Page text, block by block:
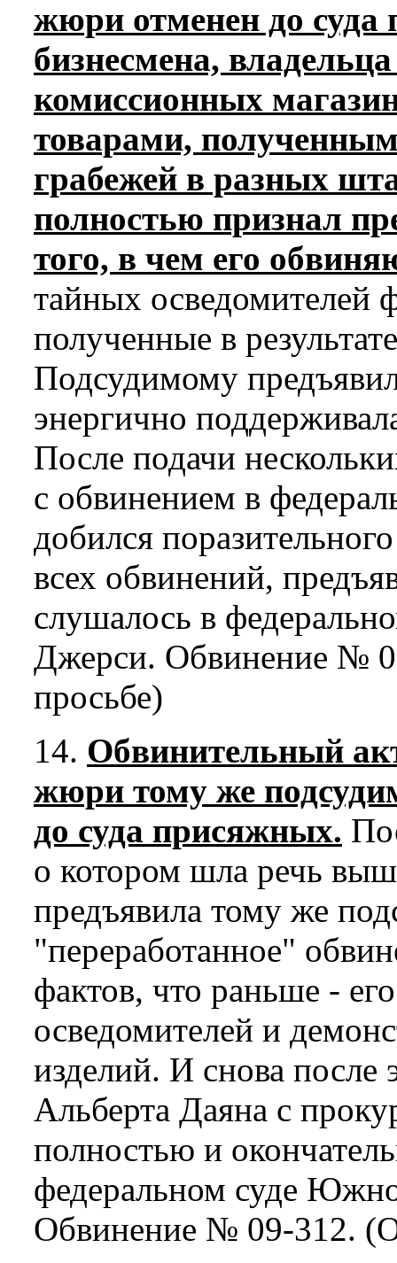
жюри отменен до
бизнесмена,
комиссионных
товарами,
грабежей в разных
полностью признал
того, в чем его
тайных осведомителей
полученные в
Подсудимому
энергично
После подачи
с обвинением в
добился
всех обвинений,
слушалось в
Джерси. Обвинение №
просьбе)
14. Обвинительный
жюри тому же
до суда присяжных.
о котором шла речь
предъявила тому же
"переработанное"
фактов, что раньше -
осведомителей и
изделий. И снова после
Альберта Даяна с
полностью и
федеральном суде
Обвинение № 09-312.